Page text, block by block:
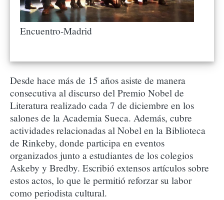
Encuentro-Madrid
Desde hace más de 15 años asiste de manera
consecutiva al discurso del Premio Nobel de
Literatura realizado cada 7 de diciembre en los
salones de la Academia Sueca. Además, cubre
actividades relacionadas al Nobel en la Biblioteca
de Rinkeby, donde participa en eventos
organizados junto a estudiantes de los colegios
Askeby y Bredby. Escribió extensos artículos sobre
estos actos, lo que le permitió reforzar su labor
como periodista cultural.